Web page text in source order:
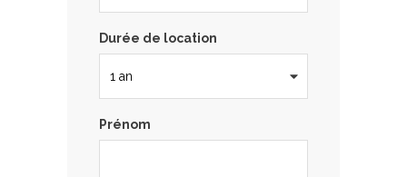
Durée de location
Prénom